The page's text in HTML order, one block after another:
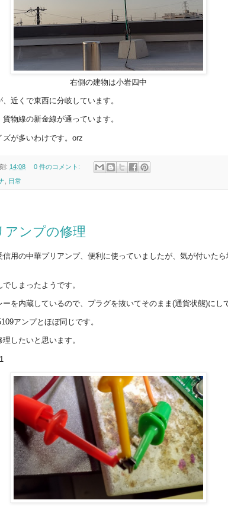
右側の建物は小岩四中
近くで東西に分岐しています。
物線の新金線が通っています。
ズが多いわけです。orz
: 14:08 0 件のコメント:
日常
アンプの修理
信用の中華プリアンプ、便利に使っていましたが、気が付いたら
しまったようです。
を内蔵しているので、プラグを抜いてそのまま(通貨状態)にし
アンプとほぼ同じです。
したいと思います。